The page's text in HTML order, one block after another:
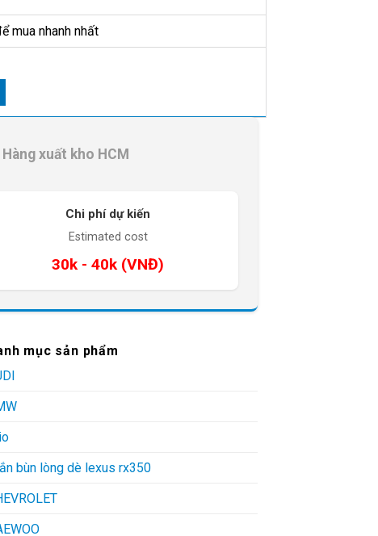
mua nhanh nhất
Hàng xuất kho HCM
Chi phí dự kiến
Estimated cost
30k - 40k (VNĐ)
mục sản phẩm
bùn lòng dè lexus rx350